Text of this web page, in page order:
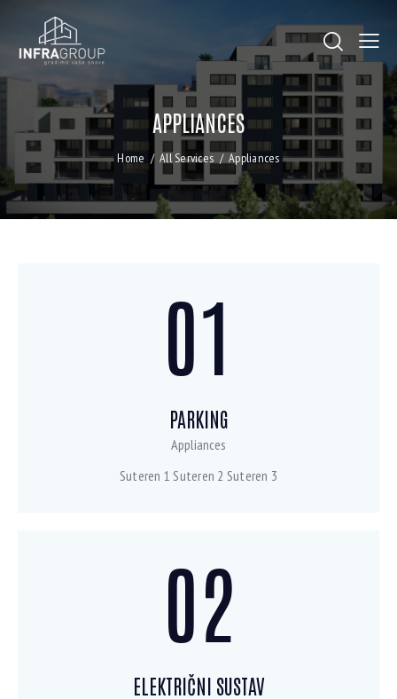
APPLIANCES
Home All Services Appliances
01
PARKING
Appliances
Suteren 1 Suteren 2 Suteren 3
02
ELEKTRIČNI SUSTAV